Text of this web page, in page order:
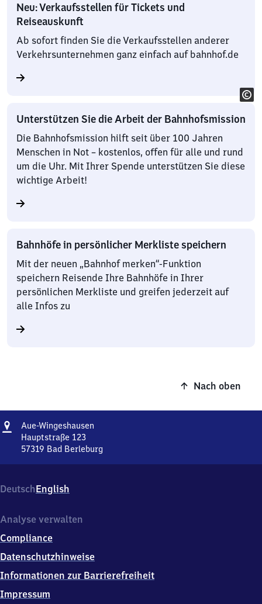
Neu: Verkaufsstellen für Tickets und
Reiseauskunft
Ab sofort finden Sie die Verkaufsstellen anderer
Verkehrsunternehmen ganz einfach auf bahnhof.de
Unterstützen Sie die Arbeit der Bahnhofsmission
Die Bahnhofsmission hilft seit über 100 Jahren
Menschen in Not – kostenlos, offen für alle und rund
um die Uhr. Mit Ihrer Spende unterstützen Sie diese
wichtige Arbeit!
Bahnhöfe in persönlicher Merkliste speichern
Mit der neuen „Bahnhof merken“-Funktion
speichern Reisende Ihre Bahnhöfe in Ihrer
persönlichen Merkliste und greifen jederzeit auf
alle Infos zu
Nach oben
Adresse
Aue-Wingeshausen
Hauptstraße 123
57319 Bad Berleburg
Hauptstraße
123,
7
1
9
Berleburg
DeutschEnglish
Analyse verwalten
Compliance
Datenschutzhinweise
Informationen zur Barrierefreiheit
Impressum